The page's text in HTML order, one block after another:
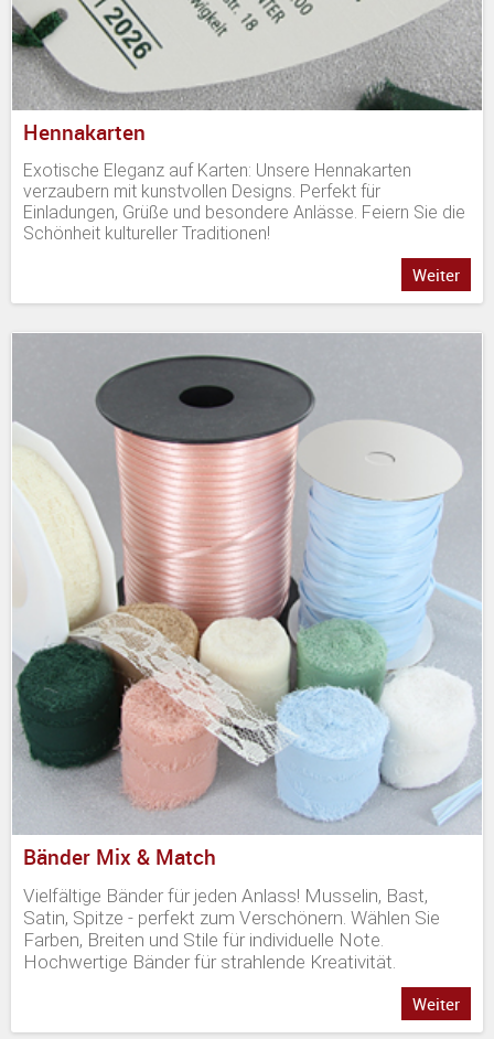
Hennakarten
Exotische Eleganz auf Karten: Unsere Hennakarten
verzaubern mit kunstvollen Designs. Perfekt für
Einladungen, Grüße und besondere Anlässe. Feiern Sie die
Schönheit kultureller Traditionen!
Weiter
Bänder Mix & Match
Vielfältige Bänder für jeden Anlass! Musselin, Bast,
Satin, Spitze - perfekt zum Verschönern. Wählen Sie
Farben, Breiten und Stile für individuelle Note.
Hochwertige Bänder für strahlende Kreativität.
Weiter